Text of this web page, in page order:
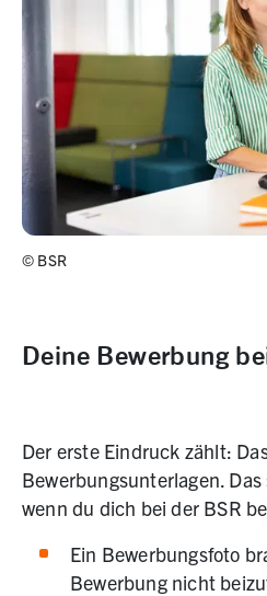
© BSR
Deine Bewerbung
Der erste Eindruck zählt:
Bewerbungsunterlagen.
wenn du dich bei der BSR
Ein Bewerbungsfoto
Bewerbung nicht